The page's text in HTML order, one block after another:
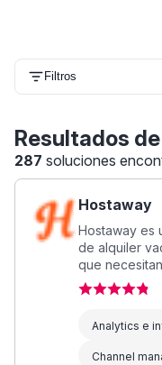
Filtros
Resultados
287 soluciones
Hostaway
Hostaway es
de alquiler
que
Analytics e
Channel